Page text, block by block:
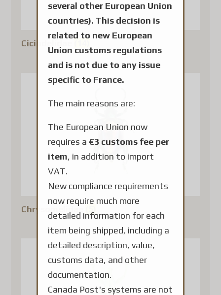
Cicindelidae
Chrysomelidae
several other European Union
countries). This decision is
related to new European
Union customs regulations
and is not due to any issue
specific to France.
The main reasons are:
The European Union now
requires a €3 customs fee per
item, in addition to import
VAT.
New compliance requirements
now require much more
detailed information for each
item being shipped, including a
detailed description, value,
customs data, and other
documentation.
Canada Post's systems are not